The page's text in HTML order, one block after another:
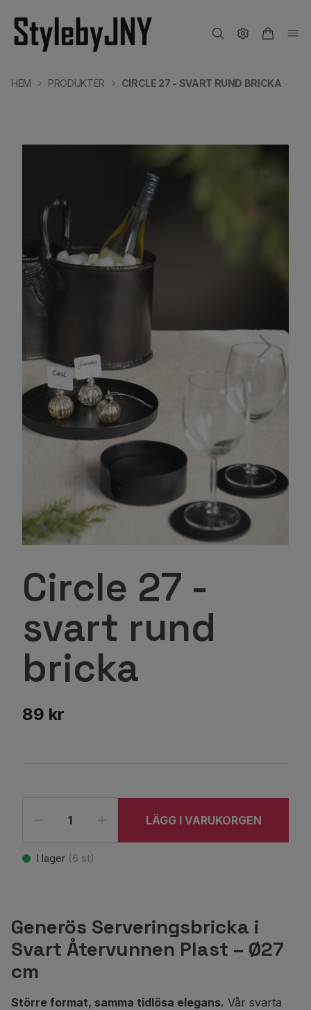
HEM PRODUKTER CIRCLE 27 - SVART RUND BRICKA
Circle 27 -
svart rund
bricka
89 kr
LÄGG I VARUKORGEN
I lager (6 st)
Generös Serveringsbricka i
Svart Återvunnen Plast – Ø27
cm
Större format, samma tidlösa elegans. Vår svarta